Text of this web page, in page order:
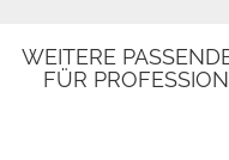
WEITERE
FÜR